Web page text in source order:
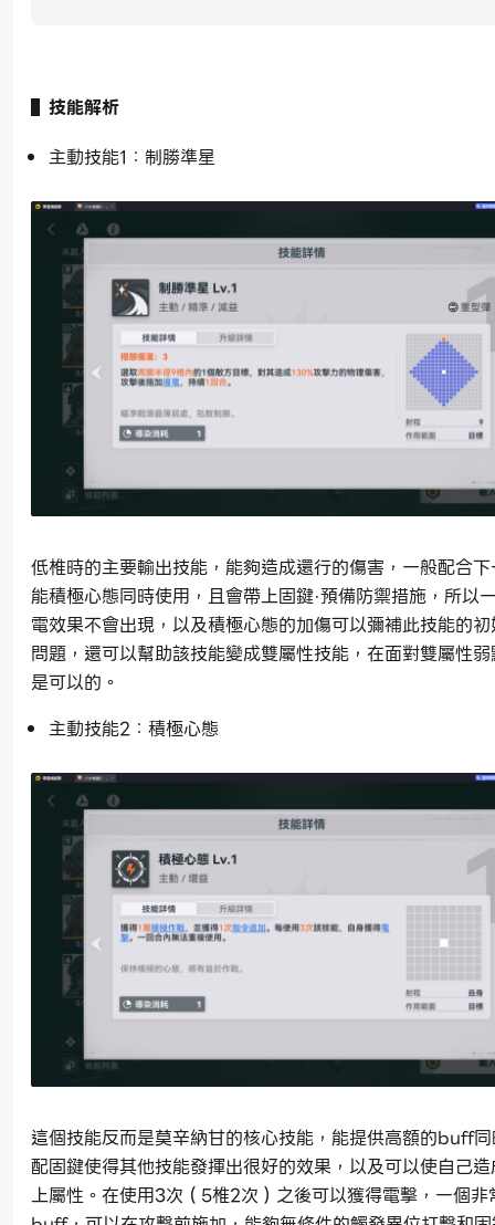
▌技能解析
主動技能1：制勝準星
低椎時的主要輸出技能，能夠造成還行的傷害，一般配合
能積極心態同時使用，且會帶上固鍵·預備防禦措施，所以
電效果不會出現，以及積極心態的加傷可以彌補此技能的
問題，還可以幫助該技能變成雙屬性技能，在面對雙屬性
是可以的。
主動技能2：積極心態
這個技能反而是莫辛納甘的核心技能，能提供高額的buff
配固鍵使得其他技能發揮出很好的效果，以及可以使自己
上屬性。在使用3次（5椎2次）之後可以獲得電擊，一個非